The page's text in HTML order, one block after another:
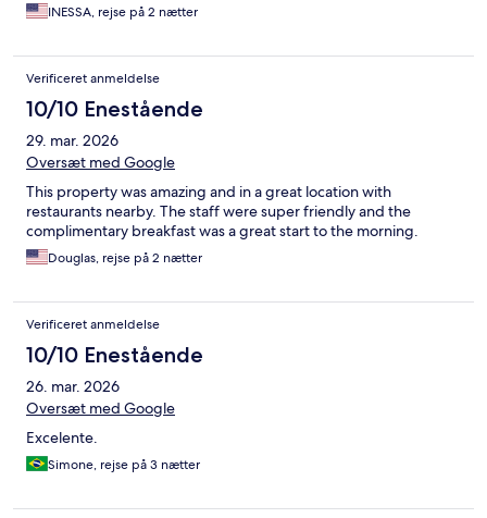
INESSA, rejse på 2 nætter
Verificeret anmeldelse
10/10 Enestående
29. mar. 2026
Oversæt med Google
This property was amazing and in a great location with
restaurants nearby. The staff were super friendly and the
complimentary breakfast was a great start to the morning.
Douglas, rejse på 2 nætter
Verificeret anmeldelse
10/10 Enestående
26. mar. 2026
Oversæt med Google
Excelente.
Simone, rejse på 3 nætter